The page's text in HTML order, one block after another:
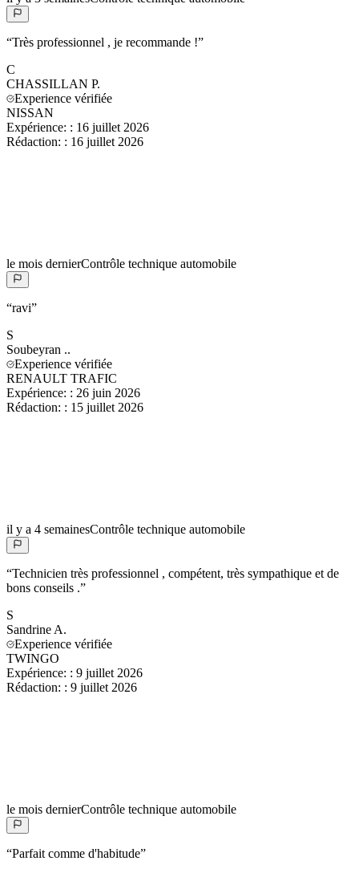
“Très professionnel , je recommande !”
C
CHASSILLAN P.
Experience vérifiée
NISSAN
Expérience: : 16 juillet 2026
Rédaction: : 16 juillet 2026
le mois dernierContrôle technique automobile
“ravi”
S
Soubeyran ..
Experience vérifiée
RENAULT TRAFIC
Expérience: : 26 juin 2026
Rédaction: : 15 juillet 2026
il y a 4 semainesContrôle technique automobile
“Technicien très professionnel , compétent, très sympathique et de
bons conseils .”
S
SandrineA.
Experience vérifiée
TWINGO
Expérience: : 9 juillet 2026
Rédaction: : 9 juillet 2026
le mois dernierContrôle technique automobile
“Parfait comme d'habitude”